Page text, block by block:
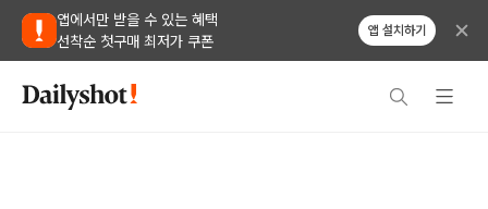
앱에서만 받을 수 있는 혜택
선착순 첫구매 최저가 쿠폰
앱 설치하기